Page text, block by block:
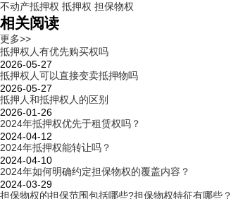
不动产抵押权 抵押权 担保物权
相关阅读
更多>>
抵押权人有优先购买权吗
2026-05-27
抵押权人可以直接变卖抵押物吗
2026-05-27
抵押人和抵押权人的区别
2026-01-26
2024年抵押权优先于租赁权吗？
2024-04-12
2024年抵押权能转让吗？
2024-04-10
2024年如何明确约定担保物权的覆盖内容？
2024-03-29
担保物权的担保范围包括哪些?担保物权特征有哪些？